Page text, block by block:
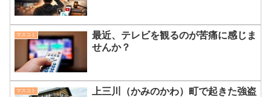
マスコミ
最近、テレビを観るのが苦痛に感じま
せんか？
マスコミ
上三川（かみのかわ）町で起きた強盗